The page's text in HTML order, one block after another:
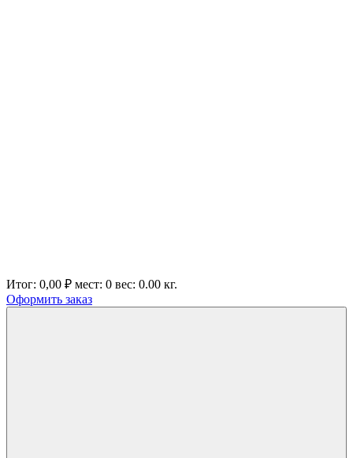
Итог: 0,00 ₽ мест: 0 вес: 0.00 кг.
Оформить заказ